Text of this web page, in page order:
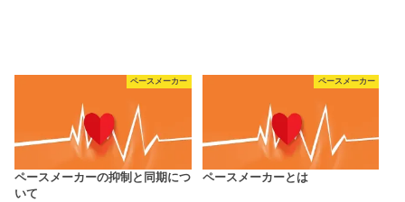
ペースメーカー
ペースメーカーの抑制と同期につ
いて
ペースメーカー
ペースメーカーとは